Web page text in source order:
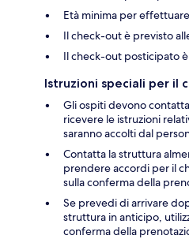
Età minima per
Il check-out è previsto
Il check-out posticipato
Istruzioni speciali per il
Gli ospiti devono
ricevere le istruzioni
saranno accolti dal
Contatta la struttura
prendere accordi per il
sulla conferma della
Se prevedi di arrivare
struttura in anticipo,
conferma della